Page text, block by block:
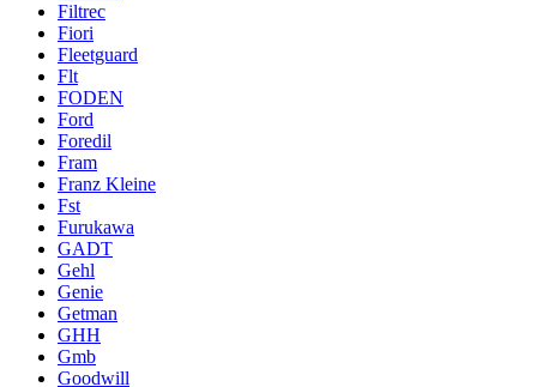
Filtrec
Fiori
Fleetguard
Flt
FODEN
Ford
Foredil
Fram
Franz Kleine
Fst
Furukawa
GADT
Gehl
Genie
Getman
GHH
Gmb
Goodwill